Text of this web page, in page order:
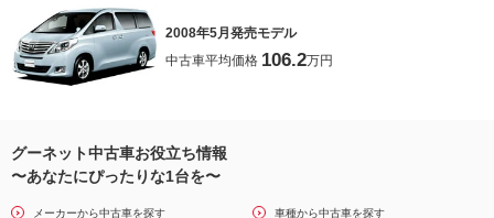
2008年5月発売モデル
中古車平均価格 106.2万円
グーネット中古車お役立ち情報
〜あなたにぴったりな1台を〜
メーカーから中古車を探す 車種から中古車を探す